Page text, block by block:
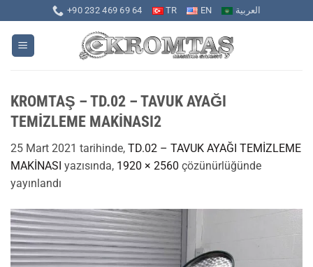
atla
+90 232 469 69 64 TR EN العربية
KROMTAŞ – TD.02 – TAVUK AYAĞI
TEMİZLEME MAKİNASI2
25 Mart 2021 tarihinde, TD.02 – TAVUK AYAĞI TEMİZLEME
MAKİNASI yazısında, 1920 × 2560 çözünürlüğünde
yayınlandı